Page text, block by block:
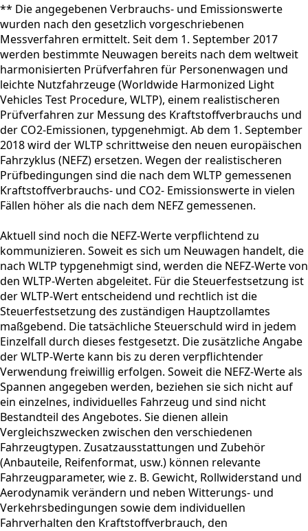
** Die angegebenen Verbrauchs- und Emissionswerte
wurden nach den gesetzlich vorgeschriebenen
Messverfahren ermittelt. Seit dem 1. September 2017
werden bestimmte Neuwagen bereits nach dem weltweit
harmonisierten Prüfverfahren für Personenwagen und
leichte Nutzfahrzeuge (Worldwide Harmonized Light
Vehicles Test Procedure, WLTP), einem realistischeren
Prüfverfahren zur Messung des Kraftstoffverbrauchs und
der CO2-Emissionen, typgenehmigt. Ab dem 1. September
2018 wird der WLTP schrittweise den neuen europäischen
Fahrzyklus (NEFZ) ersetzen. Wegen der realistischeren
Prüfbedingungen sind die nach dem WLTP gemessenen
Kraftstoffverbrauchs- und CO2- Emissionswerte in vielen
Fällen höher als die nach dem NEFZ gemessenen.
Aktuell sind noch die NEFZ-Werte verpflichtend zu
kommunizieren. Soweit es sich um Neuwagen handelt, die
nach WLTP typgenehmigt sind, werden die NEFZ-Werte von
den WLTP-Werten abgeleitet. Für die Steuerfestsetzung ist
der WLTP-Wert entscheidend und rechtlich ist die
Steuerfestsetzung des zuständigen Hauptzollamtes
maßgebend. Die tatsächliche Steuerschuld wird in jedem
Einzelfall durch dieses festgesetzt. Die zusätzliche Angabe
der WLTP-Werte kann bis zu deren verpflichtender
Verwendung freiwillig erfolgen. Soweit die NEFZ-Werte als
Spannen angegeben werden, beziehen sie sich nicht auf
ein einzelnes, individuelles Fahrzeug und sind nicht
Bestandteil des Angebotes. Sie dienen allein
Vergleichszwecken zwischen den verschiedenen
Fahrzeugtypen. Zusatzausstattungen und Zubehör
(Anbauteile, Reifenformat, usw.) können relevante
Fahrzeugparameter, wie z. B. Gewicht, Rollwiderstand und
Aerodynamik verändern und neben Witterungs- und
Verkehrsbedingungen sowie dem individuellen
Fahrverhalten den Kraftstoffverbrauch, den